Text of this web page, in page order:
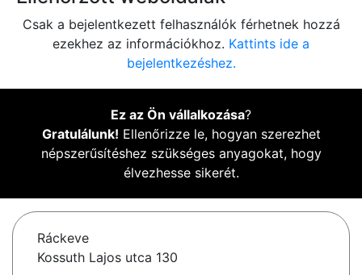
Csak a bejelentkezett felhasználók férhetnek hozzá
ezekhez az információkhoz. Kattints ide a
bejelentkezéshez.
Ez az Ön vállalkozása?
Gratulálunk! Ellenőrizze le, hogyan szerezhet
népszerűsítéshez szükséges anyagokat, hogy
élvezhesse sikerét.
Ráckeve
Kossuth Lajos utca 130